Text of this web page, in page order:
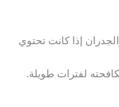
إذا كانت تحتوي
لفترات طويلة.